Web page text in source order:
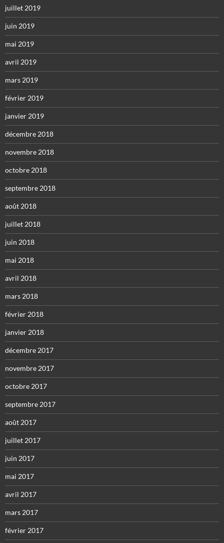
juillet 2019
juin 2019
mai 2019
avril 2019
mars 2019
février 2019
janvier 2019
décembre 2018
novembre 2018
octobre 2018
septembre 2018
août 2018
juillet 2018
juin 2018
mai 2018
avril 2018
mars 2018
février 2018
janvier 2018
décembre 2017
novembre 2017
octobre 2017
septembre 2017
août 2017
juillet 2017
juin 2017
mai 2017
avril 2017
mars 2017
février 2017